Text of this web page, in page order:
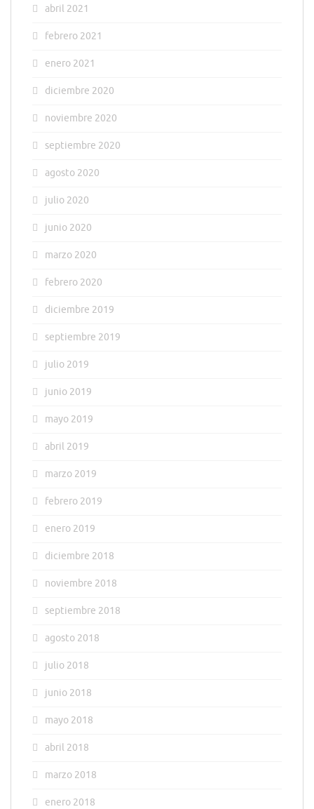
abril 2021
febrero 2021
enero 2021
diciembre 2020
noviembre 2020
septiembre 2020
agosto 2020
julio 2020
junio 2020
marzo 2020
febrero 2020
diciembre 2019
septiembre 2019
julio 2019
junio 2019
mayo 2019
abril 2019
marzo 2019
febrero 2019
enero 2019
diciembre 2018
noviembre 2018
septiembre 2018
agosto 2018
julio 2018
junio 2018
mayo 2018
abril 2018
marzo 2018
enero 2018